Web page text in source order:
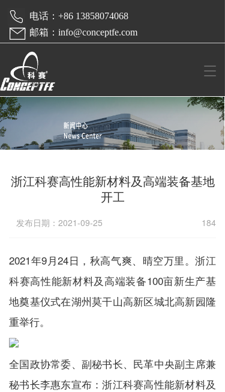
电话：+86 13858074068
邮箱：info@conceptfe.com
T
g
g
n
i
g
i
浙江科赛高性能新材料及高端装备基地
开工
发布日期：2021-09-25 184
2021年9月24日，秋高气爽、晴空万里。浙江
科赛高性能新材料及高端装备100亩新生产基
地奠基仪式在湖州莫干山高新区城北高新园隆
重举行。
全国政协常委、副秘书长、民革中央副主席兼
秘书长李惠东宣布：浙江科赛高性能新材料及